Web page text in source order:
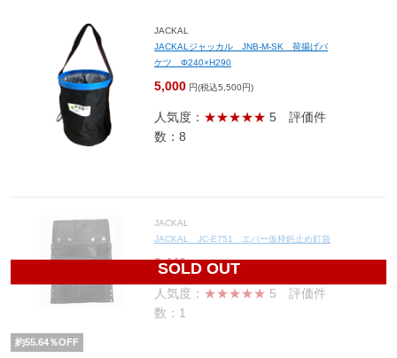
JACKAL
JACKALジャッカル JNB-M-SK 荷揚げバ
ケツ Φ240×H290
5,000 円(税込5,500円)
人気度： ★★★★★ 5 評価件
数：8
SOLD OUT
JACKAL
JACKAL JC-E751 エバー仮枠鋲止め釘袋
2,440 円(税込2,684円)
人気度： ★★★★★ 5 評価件
数：1
約55.64％OFF